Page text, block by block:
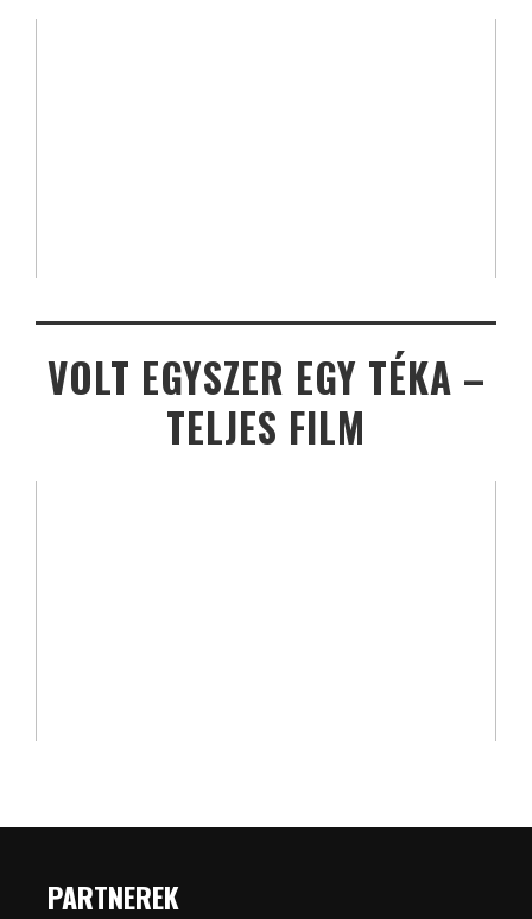
VOLT EGYSZER EGY TÉKA –
TELJES FILM
PARTNEREK